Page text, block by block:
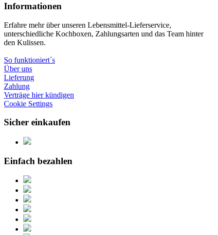
Informationen
Erfahre mehr über unseren Lebensmittel-Lieferservice,
unterschiedliche Kochboxen, Zahlungsarten und das Team hinter
den Kulissen.
So funktioniert´s
Über uns
Lieferung
Zahlung
Verträge hier kündigen
Cookie Settings
Sicher einkaufen
Einfach bezahlen